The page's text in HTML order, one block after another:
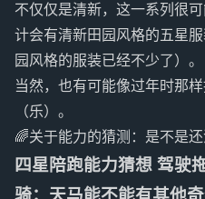
不仅仅是清新，这一系列很
计会有清新田园风格的五星
园风格的服装已经不少了）。
当然，也有可能像过年时那
（乐）。
🌈关于能力的猜测：是不是还
四星陪跑能力猜想 驾
骑：天马能不能有其他